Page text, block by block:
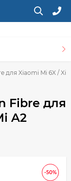
для Xiaomi Mi 6X /
Fibre для
A2
-50%